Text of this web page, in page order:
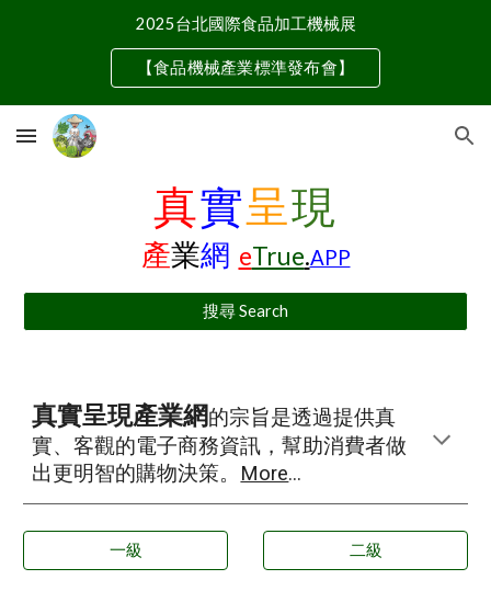
2025台北國際食品加工機械展
【食品機械產業標準發布會】
真實呈現
產業網 eTrue.APP
搜尋 Search
真實呈現產業網的宗旨是透過提供真
實、客觀的電子商務資訊，幫助消費者做
出更明智的購物決策。 More...
一級 二級